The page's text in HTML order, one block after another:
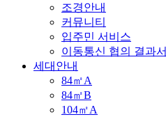
조경안내
커뮤니티
입주민 서비스
이동통신 협의 결과서
세대안내
84㎡A
84㎡B
104㎡A